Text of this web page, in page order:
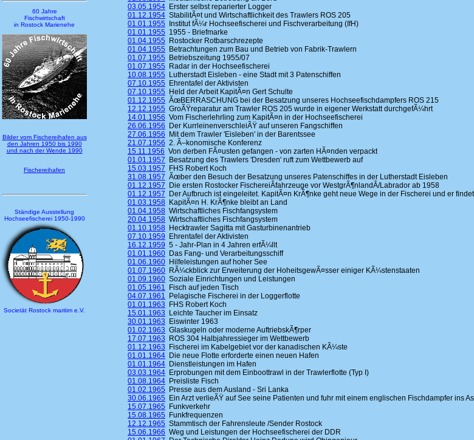
60 Jahre
Fischwirtschaft
in Rostock Marienehe
Bilder vom Fischereihafen aus
den Jahren 1950 bis 1990
und nach der Wende 1990
Fischereihafen
Ständige Ausstellung
Hochseefischerei 1950-1990
Societät Rostock maritim e.V.
03.05.1954 Erster selbst reparierter Logger
01.12.1954 StabilitÃ¤t und Wirtschaftlichkeit des Trawlers ROS 205
01.01.1955 Institut fÃ¼r Hochseefischerei und Fischverarbeitung (IfH)
01.01.1955 1955 - Briefmarke
01.04.1955 Rostocker Rotbarschrezepte
01.04.1955 Betrachtungen zum Bau und Betrieb von Fabrik-Trawlern
01.07.1955 Betriebszeitung 1955/07
01.07.1955 Radar in der Hochseefischerei
10.08.1955 Lutherstadt Eisleben - eine Stadt mit 3 Patenschiffen
07.10.1955 Ehrentafel der Aktivisten
07.10.1955 Held der Arbeit KapitÃ¤n Gert Schulte
01.12.1955 ÃœBERRASCHUNG bei der Besatzung unseres Hochseefischdampfers ROS 215
12.12.1955 GroÃŸreparatur am Trawler ROS 205 wurde in eigener Werkstatt durchgefÃ¼hrt
14.01.1956 Vom Fischerlehrling zum KapitÃ¤n in der Hochseefischerei
26.06.1956 Der KurrleinenverschleiÃŸ auf unseren Fangschiffen
27.06.1956 Mit dem Trawler 'Eisleben' in der Barentssee
21.07.1956 2. Ã–konomische Konferenz
15.11.1956 Von derben FÃ¤usten gefangen - von zarten HÃ¤nden verpackt
01.01.1957 Besatzung des Trawlers 'Dresden' ruft zum Wettbewerb auf
15.03.1957 FHS Robert Koch
31.08.1957 Ãœber den Besuch der Besatzung unseres Patenschiffes in der Lutherstadt Eisleben
01.12.1957 Die ersten Rostocker FischereiÂ­fahrzeuge vor WestgrÃ¶nlandÂ­/Labrador ab 1958
01.12.1957 Der Aufbruch ist eingeleitet. KapitÃ¤n KrÃ¶nke geht neue Wege in der Fischerei und er
01.03.1958 KapitÃ¤n H. KrÃ¶nke bleibt an Land
01.04.1958 Wirtschaftliches Fischfangsystem
20.04.1958 Wirtschaftliches Fischfangsystem
01.10.1958 Hecktrawler Sagitta mit Gasturbinenantrieb
07.10.1959 Ehrentafel der Aktivisten
16.12.1959 5 - Jahr-Plan in 4 Jahren erfÃ¼llt
01.01.1960 Das Fang- und Verarbeitungsschiff
01.06.1960 Hilfeleistungen auf hoher See
01.07.1960 RÃ¼ckblick zur Erweiterung der HoheitsgewÃ¤sser einiger KÃ¼stenstaaten
01.09.1960 Soziale Einrichtungen und Leistungen
01.05.1961 Fisch auf jeden Tisch
04.07.1961 Pelagische Fischerei in der Loggerflotte
01.01.1963 FHS Robert Koch
15.01.1963 Leichte Taucher im Einsatz
30.01.1963 Eiswinter 1963
01.02.1963 Glaskugeln oder moderne AuftriebskÃ¶rper
17.07.1963 ROS 304 Halbjahressieger im Wettbewerb
01.12.1963 Fischerei im Kabelgebiet vor der kanadischen KÃ¼ste
01.01.1964 Die neue Flotte erforderte einen neuen Hafen
01.01.1964 Dienstleistungen im Hafen
03.03.1964 Erprobungen mit dem Einboottrawl in der Trawlerflotte (Typ I)
01.08.1964 Preisliste Fisch
01.02.1965 Presse aus dem Ausland - Sri Lanka
30.06.1965 Ein Arzt verlieÃŸ auf See seine Patienten und fuhr mit einem englischen Fischdampfer ins
15.07.1965 Funkverkehr
15.08.1965 Funkfrequenzen
12.12.1965 Stammtisch der Fahrensleute /Sender Rostock
15.06.1966 Weg und Leistungen der Hochseefischerei der DDR